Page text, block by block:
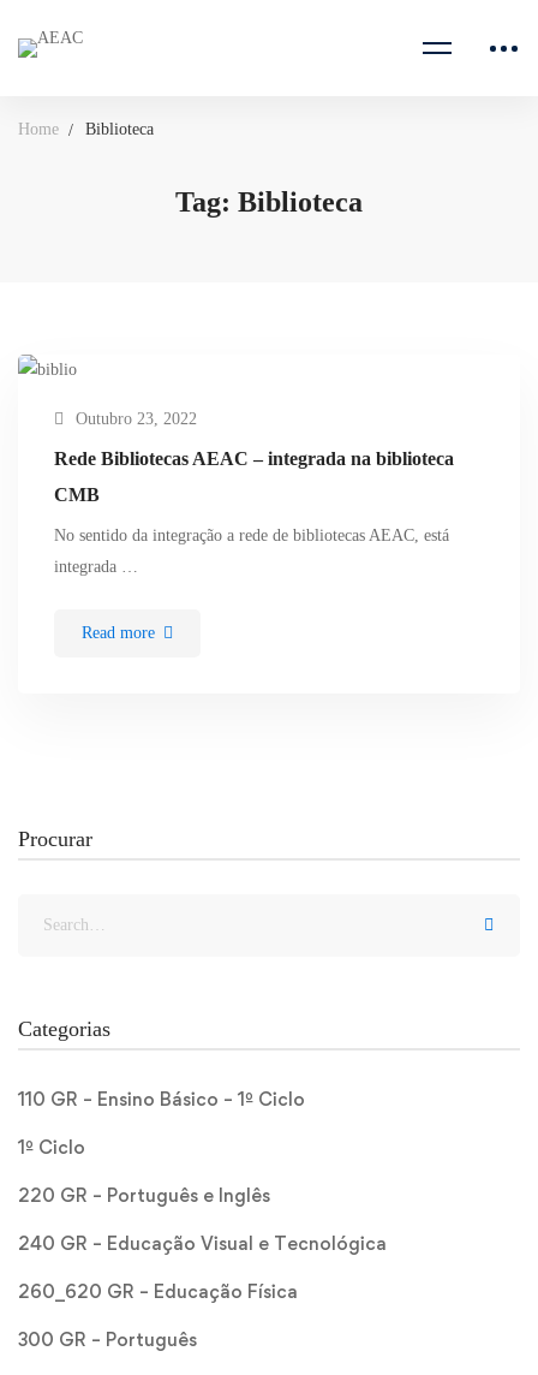
Home Biblioteca
Tag: Biblioteca
Outubro 23, 2022
Rede Bibliotecas AEAC – integrada na biblioteca
CMB
No sentido da integração a rede de bibliotecas AEAC, está
integrada …
Read more
Procurar
Categorias
110 GR – Ensino Básico – 1º Ciclo
1º Ciclo
220 GR – Português e Inglês
240 GR – Educação Visual e Tecnológica
260_620 GR – Educação Física
300 GR – Português